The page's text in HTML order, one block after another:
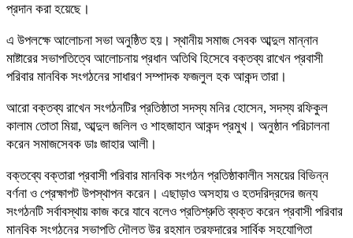
প্রদান করা হয়েছে।
এ উপলক্ষে আলোচনা সভা অনুষ্ঠিত হয়। স্থানীয় সমাজ সেবক আব্দুল মান্নান
মাষ্টারের সভাপতিত্বে আলোচনায় প্রধান অতিথি হিসেবে বক্তব্য রাখেন প্রবাসী
পরিবার মানবিক সংগঠনের সাধারণ সম্পাদক ফজলুল হক আকন্দ তারা।
আরো বক্তব্য রাখেন সংগঠনটির প্রতিষ্ঠাতা সদস্য মনির হোসেন, সদস্য রফিকুল
কালাম তোতা মিয়া, আব্দুল জলিল ও শাহজাহান আকন্দ প্রমুখ। অনুষ্ঠান পরিচালনা
করেন সমাজসেবক ডাঃ জাহার আলী।
বক্তব্যে বক্তারা প্রবাসী পরিবার মানবিক সংগঠন প্রতিষ্ঠাকালীন সময়ের বিভিন্ন
বর্ণনা ও প্রেক্ষাপট উপস্থাপন করেন। এছাড়াও অসহায় ও হতদরিদ্রদের জন্য
সংগঠনটি সর্বাবস্থায় কাজ করে যাবে বলেও প্রতিশ্রুতি ব্যক্ত করেন প্রবাসী পরিবার
মানবিক সংগঠনের সভাপতি দৌলত উর রহমান তরফদারের সার্বিক সহযোগিতা